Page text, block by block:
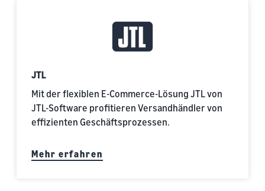
JTL
Mit der flexiblen E-Commerce-Lösung JTL von
JTL-Software profitieren Versandhändler von
effizienten Geschäftsprozessen.
Mehr erfahren